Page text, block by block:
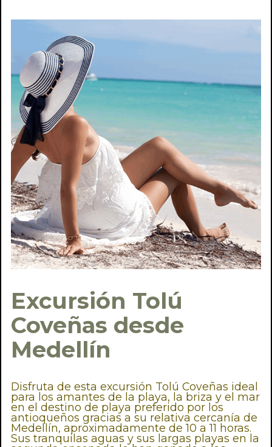
Excursión Tolú
Coveñas desde
Medellín
Disfruta de esta excursión Tolú Coveñas ideal
para los amantes de la playa, la briza y el mar
en el destino de playa preferido por los
antioqueños gracias a su relativa cercanía de
Medellín, aproximadamente de 10 a 11 horas.
Sus tranquilas aguas y sus largas playas en la